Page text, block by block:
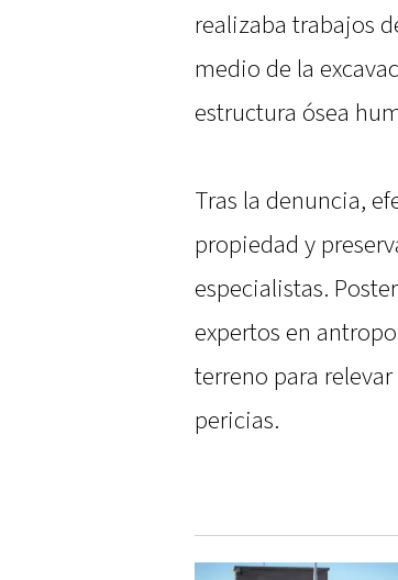
realizaba trabajos
medio de la
estructura ósea
Tras la denuncia,
propiedad y
especialistas.
expertos en
terreno para
pericias.